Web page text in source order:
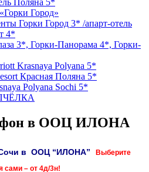
Город»
Горки Город 3* /апарт-отель
4*
3*, Горки-Панорама 4*, Горки-
Krasnaya Polyana 5*
Красная Поляна 5*
Polyana Sochi 5*
в ООЦ ИЛОНА
в ООЦ “ИЛОНА”
Выберите
сами – от 4д/3н!